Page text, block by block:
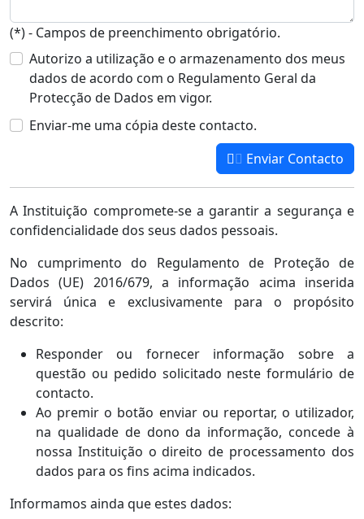
(*) - Campos de preenchimento obrigatório.
Autorizo a utilização e o armazenamento dos meus
dados de acordo com o Regulamento Geral da
Protecção de Dados em vigor.
Enviar-me uma cópia deste contacto.
Enviar Contacto
A Instituição compromete-se a garantir a segurança e
confidencialidade dos seus dados pessoais.
No cumprimento do Regulamento de Proteção de
Dados (UE) 2016/679, a informação acima inserida
servirá única e exclusivamente para o propósito
descrito:
Responder ou fornecer informação sobre a
questão ou pedido solicitado neste formulário de
contacto.
Ao premir o botão enviar ou reportar, o utilizador,
na qualidade de dono da informação, concede à
nossa Instituição o direito de processamento dos
dados para os fins acima indicados.
Informamos ainda que estes dados: